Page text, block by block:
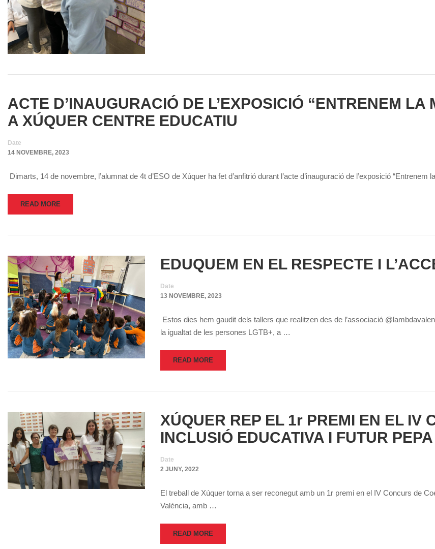
ACTE D’INAUGURACIÓ DE L’EXPOSICIÓ “ENTRENEM
A XÚQUER CENTRE EDUCATIU
Date
14 NOVEMBRE, 2023
Dimarts, 14 de novembre, l’alumnat de 4t d’ESO de Xúquer ha fet d’anfitrió durant l’acte d’inauguració de l’exposició
READ MORE
EDUQUEM EN EL RESPECTE I
Date
13 NOVEMBRE, 2023
Estos dies hem gaudit dels tallers que realitzen des de l’associació
la igualtat de les persones LGTB+, a …
READ MORE
XÚQUER REP EL 1r PREMI EN EL IV
INCLUSIÓ EDUCATIVA I FUTUR
Date
2 JUNY, 2022
El treball de Xúquer torna a ser reconegut amb un 1r premi en el IV Concurs de
València, amb …
READ MORE